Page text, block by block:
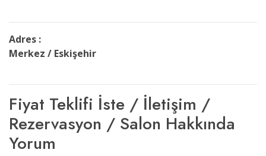
Adres :
Merkez / Eskişehir
Fiyat Teklifi İste / İletişim /
Rezervasyon / Salon Hakkında
Yorum